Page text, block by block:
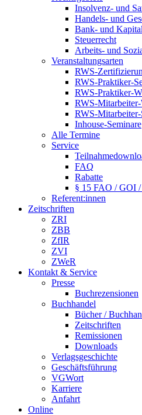
Insolvenz- und
Handels- und
Bank- und
Steuerrecht
Arbeits- und
Veranstaltungsarten
RWS-
RWS-Praktiker-
RWS-Praktiker-
RWS-
RWS-Mitarbeiter-
Inhouse-Seminare
Alle Termine
Service
FAQ
Rabatte
§ 15 FAO / GOI
Referent:innen
Zeitschriften
ZRI
ZBB
ZfIR
ZVI
ZWeR
Kontakt & Service
Presse
Buchrezensionen
Buchhandel
Bücher /
Zeitschriften
Remissionen
Downloads
Verlagsgeschichte
Geschäftsführung
VGWort
Karriere
Anfahrt
Online